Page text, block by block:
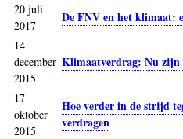
20 juli
2017
De FNV en het klimaat:
14
december
2015
Klimaatverdrag: Nu zijn
17
oktober
2015
Hoe verder in de strijd
verdragen